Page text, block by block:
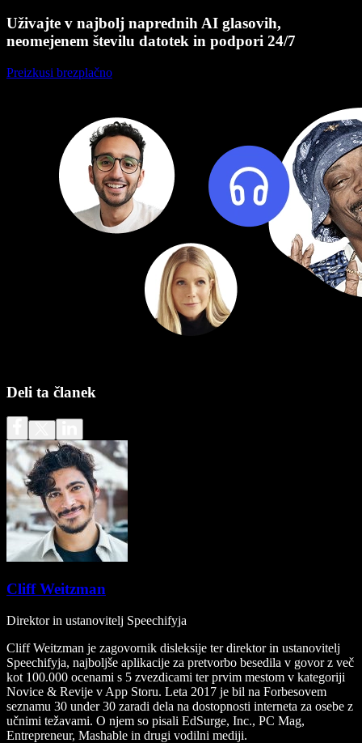
Uživajte v najbolj naprednih AI glasovih,
neomejenem številu datotek in podpori 24/7
Preizkusi brezplačno
Deli ta članek
Cliff Weitzman
Direktor in ustanovitelj Speechifyja
Cliff Weitzman je zagovornik disleksije ter direktor in ustanovitelj
Speechifyja, najboljše aplikacije za pretvorbo besedila v govor z več
kot 100.000 ocenami s 5 zvezdicami ter prvim mestom v kategoriji
Novice & Revije v App Storu. Leta 2017 je bil na Forbesovem
seznamu 30 under 30 zaradi dela na dostopnosti interneta za osebe z
učnimi težavami. O njem so pisali EdSurge, Inc., PC Mag,
Entrepreneur, Mashable in drugi vodilni mediji.